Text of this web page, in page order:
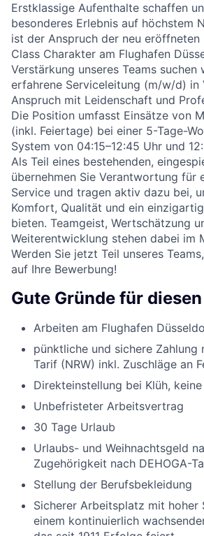
Erstklassige Aufenthalte schaffen
besonderes Erlebnis auf höchstem
ist der Anspruch der neu eröffneten
Class Charakter am Flughafen
Verstärkung unseres Teams
erfahrene Serviceleitung (m/w/d) in
Anspruch mit Leidenschaft und
Die Position umfasst Einsätze von
(inkl. Feiertage) bei einer 5-Tage-
System von 04:15–12:45 Uhr und
Als Teil eines bestehenden,
übernehmen Sie Verantwortung für
Service und tragen aktiv dazu bei,
Komfort, Qualität und ein
bieten. Teamgeist, Wertschätzung
Weiterentwicklung stehen dabei im
Werden Sie jetzt Teil unseres
auf Ihre Bewerbung!
Gute Gründe für
Arbeiten am Flughafen
pünktliche und sichere Zahlung
Tarif (NRW) inkl. Zuschläge an
Direkteinstellung bei Klüh,
Unbefristeter Arbeitsvertrag
30 Tage Urlaub
Urlaubs- und Weihnachtsgeld
Zugehörigkeit nach DEHOGA-
Stellung der Berufsbekleidung
Sicherer Arbeitsplatz mit hoher
einem kontinuierlich